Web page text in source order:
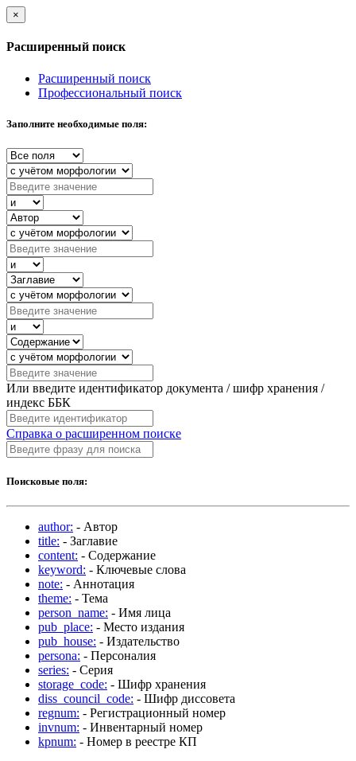
×
Расширенный поиск
Расширенный поиск
Профессиональный поиск
Заполните необходимые поля:
Или введите идентификатор документа / шифр хранения /
индекс ББК
Справка о расширенном поиске
Поисковые поля:
author: - Автор
title: - Заглавие
content: - Содержание
keyword: - Ключевые слова
note: - Аннотация
theme: - Тема
person_name: - Имя лица
pub_place: - Место издания
pub_house: - Издательство
persona: - Персоналия
series: - Серия
storage_code: - Шифр хранения
diss_council_code: - Шифр диссовета
regnum: - Регистрационный номер
invnum: - Инвентарный номер
kpnum: - Номер в реестре КП